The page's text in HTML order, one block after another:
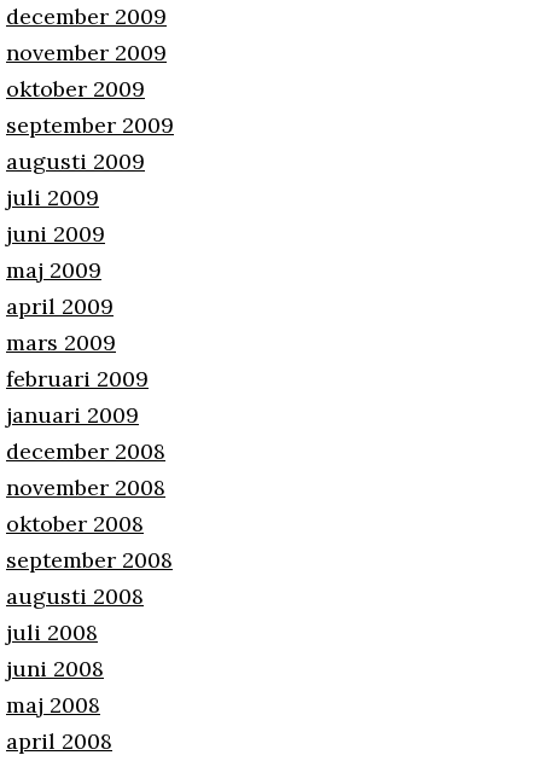
december 2009
november 2009
oktober 2009
september 2009
augusti 2009
juli 2009
juni 2009
maj 2009
april 2009
mars 2009
februari 2009
januari 2009
december 2008
november 2008
oktober 2008
september 2008
augusti 2008
juli 2008
juni 2008
maj 2008
april 2008